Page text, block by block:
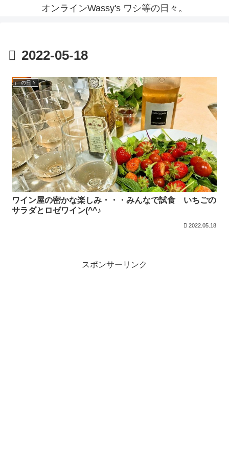
オンラインWassy's ワシ等の日々。
2022-05-18
j の日々
ワイン屋の密かな楽しみ・・・みんなで試食 いちごの
サラダとロゼワイン(^^♪
2022.05.18
スポンサーリンク